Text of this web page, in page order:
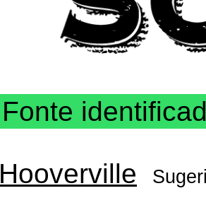
Fonte
Hooverville